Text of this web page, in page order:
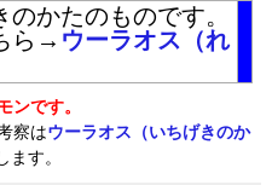
かたのものです。
ら→ ウーラオス（れ
ンです。
察はウーラオス（いちげきのか
ます。